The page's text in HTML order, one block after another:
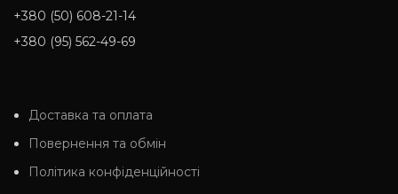
+380 (50) 608-21-14
+380 (95) 562-49-69
Доставка та оплата
Повернення та обмін
Політика конфіденційності